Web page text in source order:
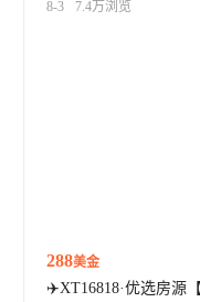
8-3 7.4万浏览
288美金
✈️XT16818·优选房源